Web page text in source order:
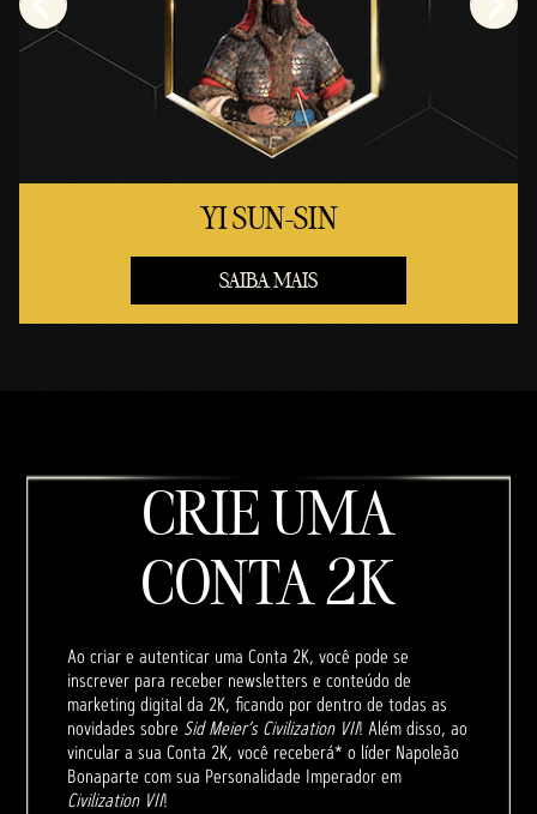
YI SUN-SIN
SAIBA MAIS
CRIE UMA
CONTA 2K
Ao criar e autenticar uma Conta 2K, você pode se
inscrever para receber newsletters e conteúdo de
marketing digital da 2K, ficando por dentro de todas as
novidades sobre Sid Meier’s Civilization VII! Além disso, ao
vincular a sua Conta 2K, você receberá* o líder Napoleão
Bonaparte com sua Personalidade Imperador em
Civilization VII!